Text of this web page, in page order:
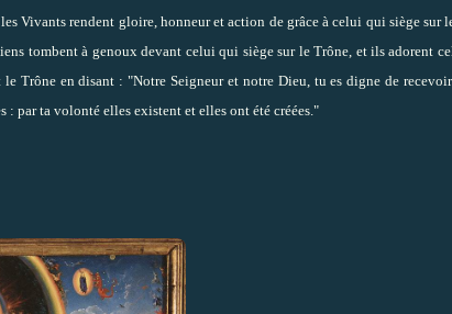
Vivants rendent gloire, honneur et action de grâce à celui qui siège sur
tombent à genoux devant celui qui siège sur le Trône, et ils adorent
le Trône en disant : "Notre Seigneur et notre Dieu, tu es digne de
: par ta volonté elles existent et elles ont été créées."